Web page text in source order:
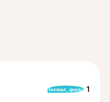
format_quote 1